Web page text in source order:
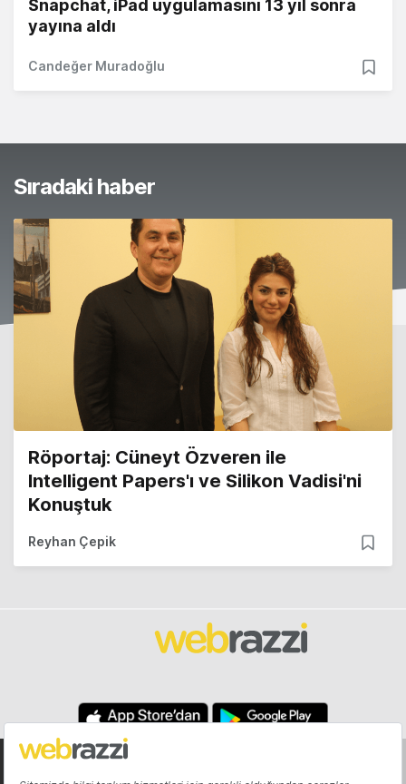
Snapchat, iPad uygulamasını 13 yıl sonra
yayına aldı
Candeğer Muradoğlu
Sıradaki haber
Röportaj: Cüneyt Özveren ile
Intelligent Papers'ı ve Silikon Vadisi'ni
Konuştuk
Reyhan Çepik